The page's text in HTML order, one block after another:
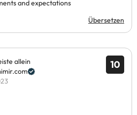
and expectations
Übersetzen
10
allein